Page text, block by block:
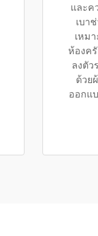
และค
เบา
เหม
ห้องค
ลงตัว
ด้วย
ออกแ